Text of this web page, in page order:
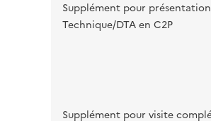
Supplément pour
Technique/DTA en C2P
Supplément pour visite